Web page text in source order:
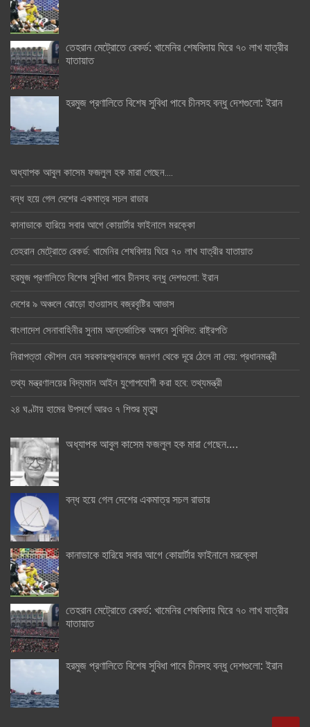
তেহরান মেট্রোতে রেকর্ড: খামেনির শেষবিদায় ঘিরে ৭০ লাখ যাত্রীর
যাতায়াত
হরমুজ প্রণালিতে বিশেষ সুবিধা পাবে চীনসহ বন্ধু দেশগুলো: ইরান
অধ্যাপক আবুল কাসেম ফজলুল হক মারা গেছেন….
বন্ধ হয়ে গেল দেশের একমাত্র সচল রাডার
কানাডাকে হারিয়ে সবার আগে কোয়ার্টার ফাইনালে মরক্কো
তেহরান মেট্রোতে রেকর্ড: খামেনির শেষবিদায় ঘিরে ৭০ লাখ যাত্রীর যাতায়াত
হরমুজ প্রণালিতে বিশেষ সুবিধা পাবে চীনসহ বন্ধু দেশগুলো: ইরান
দেশের ৯ অঞ্চলে ঝোড়ো হাওয়াসহ বজ্রবৃষ্টির আভাস
বাংলাদেশ সেনাবাহিনীর সুনাম আন্তর্জাতিক অঙ্গনে সুবিদিত: রাষ্ট্রপতি
নিরাপত্তা কৌশল যেন সরকারপ্রধানকে জনগণ থেকে দূরে ঠেলে না দেয়: প্রধানমন্ত্রী
তথ্য মন্ত্রণালয়ের বিদ্যমান আইন যুগোপযোগী করা হবে: তথ্যমন্ত্রী
২৪ ঘণ্টায় হামের উপসর্গে আরও ৭ শিশুর মৃত্যু
অধ্যাপক আবুল কাসেম ফজলুল হক মারা গেছেন….
বন্ধ হয়ে গেল দেশের একমাত্র সচল রাডার
কানাডাকে হারিয়ে সবার আগে কোয়ার্টার ফাইনালে মরক্কো
তেহরান মেট্রোতে রেকর্ড: খামেনির শেষবিদায় ঘিরে ৭০ লাখ যাত্রীর
যাতায়াত
হরমুজ প্রণালিতে বিশেষ সুবিধা পাবে চীনসহ বন্ধু দেশগুলো: ইরান